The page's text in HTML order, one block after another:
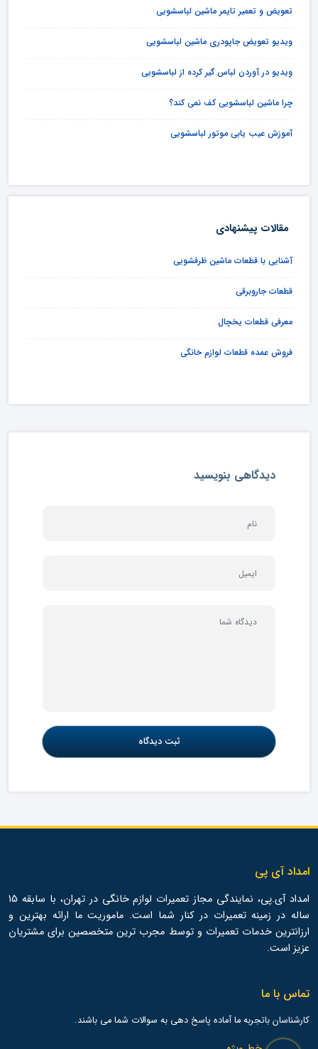
تعویض و تعمیر تایمر ماشین لباسشویی
ویدیو تعویض جاپودری ماشین لباسشویی
ویدیو در آوردن لباس گیر کرده از لباسشویی
چرا ماشین لباسشویی کف نمی کند؟
آموزش عیب یابی موتور لباسشویی
مقالات پیشنهادی
آشنایی با قطعات ماشین ظرفشویی
قطعات جاروبرقی
معرفی قطعات یخچال
فروش عمده قطعات لوازم خانگی
دیدگاهی بنویسید
امداد آی پی
امداد آی.پی، نمایندگی مجاز تعمیرات لوازم خانگی در تهران، با سابقه 15
ساله در زمینه تعمیرات در کنار شما است. ماموریت ما ارائه بهترین و
ارزانترین خدمات تعمیرات و توسط مجرب ترین متخصصین برای مشتریان
عزیز است.
تماس با ما
کارشناسان باتجربه ما آماده پاسخ دهی به سوالات شما می باشند.